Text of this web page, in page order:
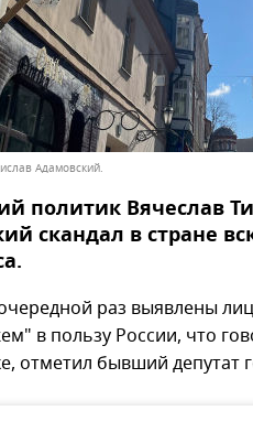
Адамовский.
политик Вячеслав
скандал в стране
раз выявлены
в пользу России, что
отметил бывший депутат